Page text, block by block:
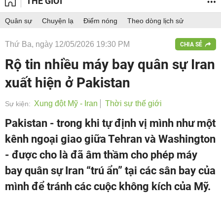
Quân sự Chuyện lạ Điểm nóng Theo dòng lịch sử
Thứ Ba, ngày 12/05/2026 19:30 PM CHIA SẺ
Rộ tin nhiều máy bay quân sự Iran
xuất hiện ở Pakistan
Sự kiện: Xung đột Mỹ - Iran Thời sự thế giới
Pakistan - trong khi tự định vị mình như một
kênh ngoại giao giữa Tehran và Washington
- được cho là đã âm thầm cho phép máy
bay quân sự Iran “trú ẩn” tại các sân bay của
mình để tránh các cuộc không kích của Mỹ.